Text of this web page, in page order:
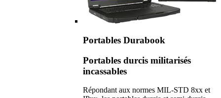
Portables Durabook
Portables durcis militarisés
incassables
Répondant aux normes MIL-STD 8xx et